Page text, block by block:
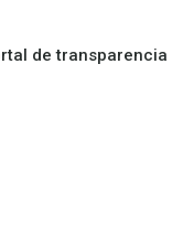
de transparencia